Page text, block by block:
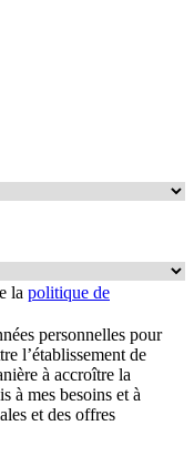
la politique de
personnelles pour
l’établissement de
à accroître la
à mes besoins et à
et des offres